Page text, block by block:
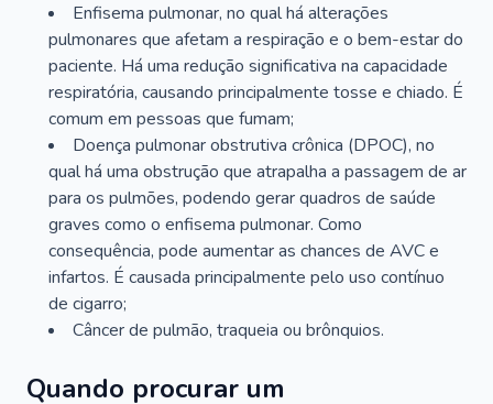
Enfisema pulmonar, no qual há alterações
pulmonares que afetam a respiração e o bem-estar do
paciente. Há uma redução significativa na capacidade
respiratória, causando principalmente tosse e chiado. É
comum em pessoas que fumam;
Doença pulmonar obstrutiva crônica (DPOC), no
qual há uma obstrução que atrapalha a passagem de ar
para os pulmões, podendo gerar quadros de saúde
graves como o enfisema pulmonar. Como
consequência, pode aumentar as chances de AVC e
infartos. É causada principalmente pelo uso contínuo
de cigarro;
Câncer de pulmão, traqueia ou brônquios.
Quando procurar um